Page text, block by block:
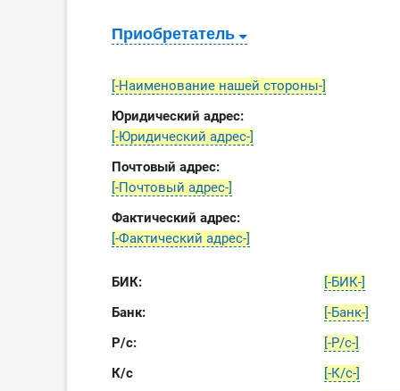
Приобретатель
[-Наименование нашей стороны-]
Юридический адрес:
[-Юридический адрес-]
Почтовый адрес:
[-Почтовый адрес-]
Фактический адрес:
[-Фактический адрес-]
БИК:
[-БИК-]
Банк:
[-Банк-]
Р/с:
[-Р/с-]
К/с
[-К/с-]